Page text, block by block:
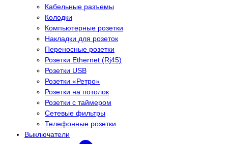
Кабельные разъемы
Колодки
Компьютерные розетки
Накладки для розеток
Переносные розетки
Розетки Ethernet (Rj45)
Розетки USB
Розетки «Ретро»
Розетки на потолок
Розетки с таймером
Сетевые фильтры
Телефонные розетки
Выключатели